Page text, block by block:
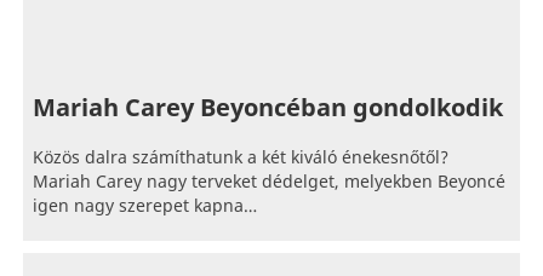
Mariah Carey Beyoncéban gondolkodik
Közös dalra számíthatunk a két kiváló énekesnőtől?
Mariah Carey nagy terveket dédelget, melyekben Beyoncé
igen nagy szerepet kapna…